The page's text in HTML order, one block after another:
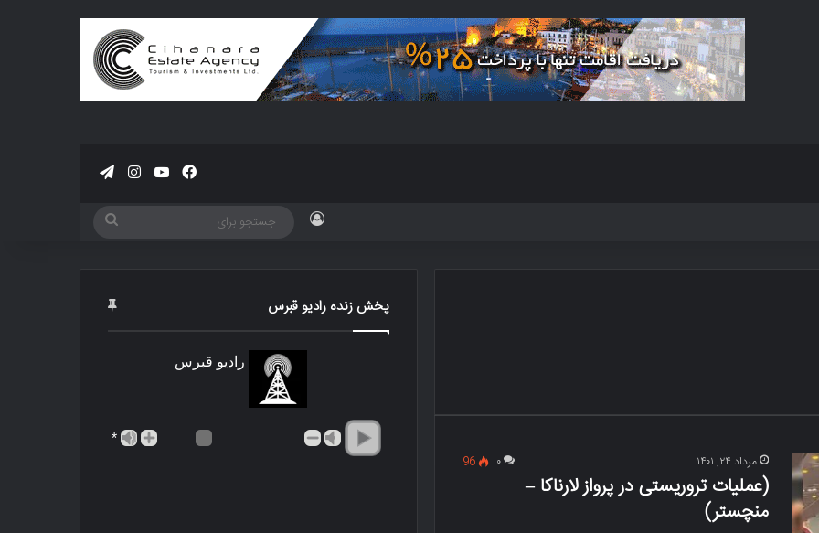
فیسبوکیوتیوباینستاگرام
مرداد ۲۴, ۱۴۰۱ ۰ 96
(عملیات تروریستی در پرواز لارناکا –
منچستر)
پخش زنده رادیو قبرس
رادیو قبرس
*